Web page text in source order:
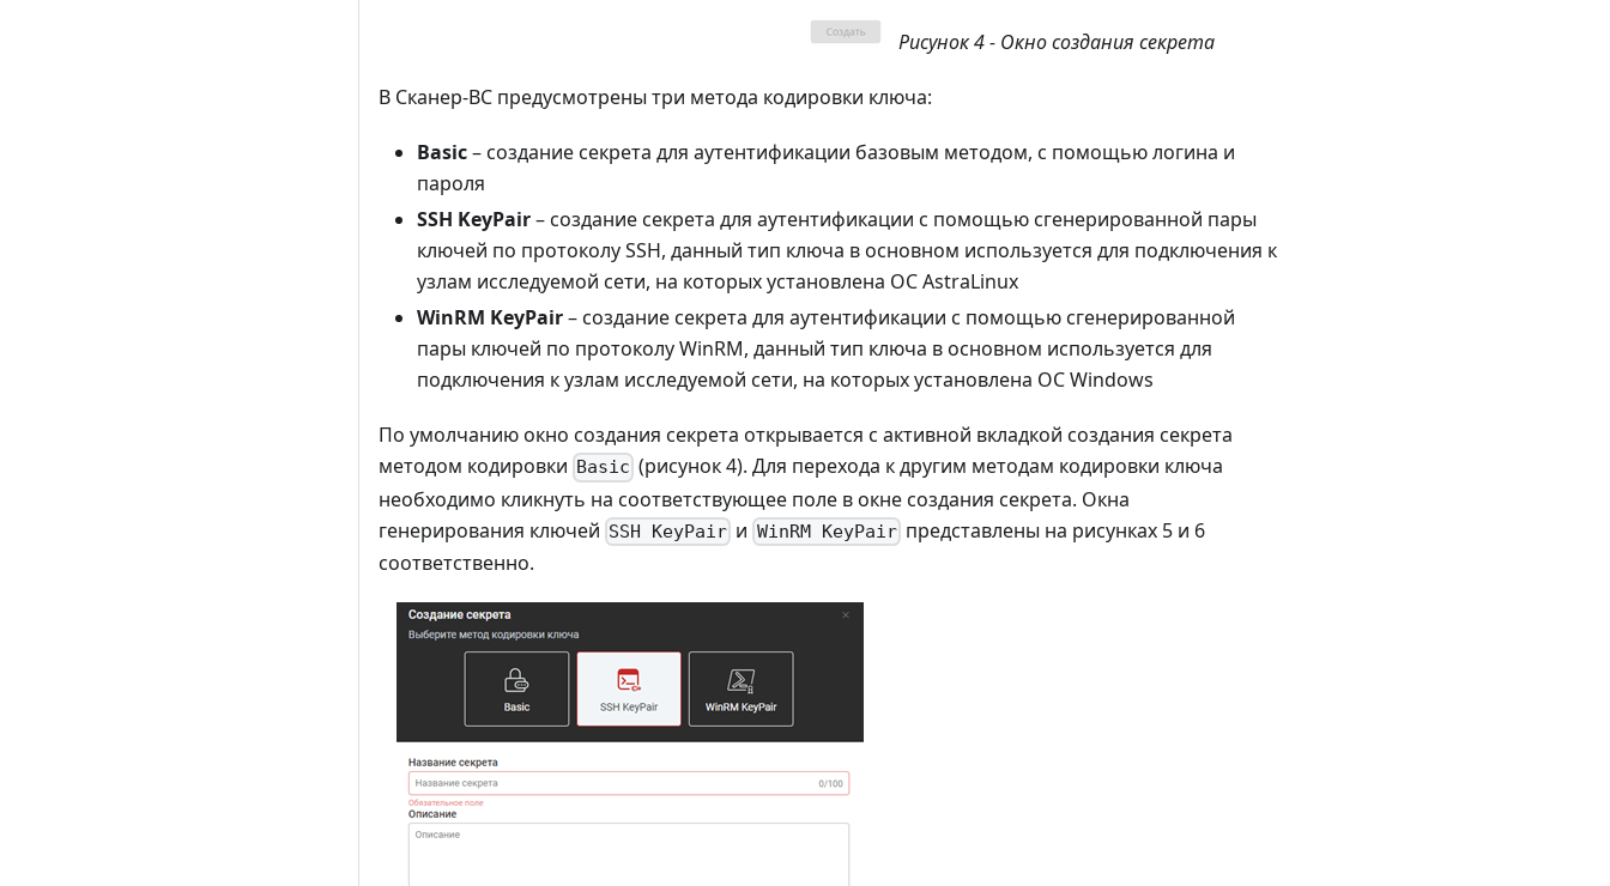
Рисунок 4 - Окно создания секрета
В Сканер-ВС предусмотрены три метода кодировки ключа:
Basic– создание секрета для аутентификации базовым методом, с помощью логина и
пароля
SSH KeyPair– создание секрета для аутентификации с помощью сгенерированной пары
ключей по протоколу SSH, данный тип ключа в основном используется для подключения к
узлам исследуемой сети, на которых установлена ОС AstraLinux
WinRM KeyPair– создание секрета для аутентификации с помощью сгенерированной
пары ключей по протоколу WinRM, данный тип ключа в основном используется для
подключения к узлам исследуемой сети, на которых установлена ОС Windows
По умолчанию окно создания секрета открывается с активной вкладкой создания секрета
методом кодировки Basic (рисунок 4). Для перехода к другим методам кодировки ключа
необходимо кликнуть на соответствующее поле в окне создания секрета. Окна
генерирования ключей SSH KeyPair и WinRM KeyPairпредставлены на рисунках 5 и 6
соответственно.